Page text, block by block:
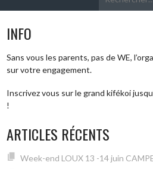
INFO
Sans vous les parents, pas de WE,
sur votre engagement.
Inscrivez vous sur le grand kifékoi
!
ARTICLES RÉCENTS
Week-end LOUX 13 -14 juin